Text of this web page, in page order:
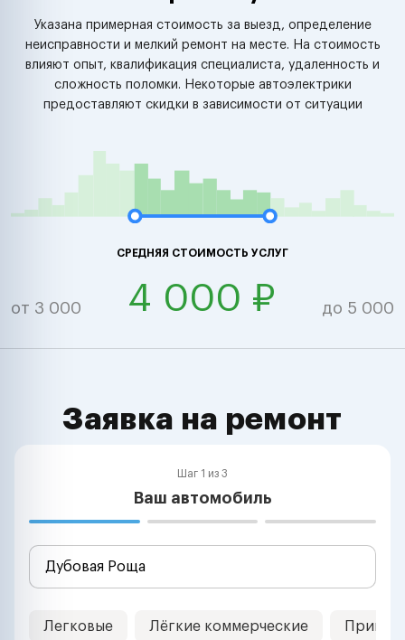
Указана примерная стоимость за выезд, определение
неисправности и мелкий ремонт на месте. На стоимость
влияют опыт, квалификация специалиста, удаленность и
сложность поломки. Некоторые автоэлектрики
предоставляют скидки в зависимости от ситуации
СРЕДНЯЯ СТОИМОСТЬ УСЛУГ
от 3 000 4 000 ₽ до 5 000
Заявка на ремонт
Шаг 1 из 3
Ваш автомобиль
Легковые Лёгкие коммерческие